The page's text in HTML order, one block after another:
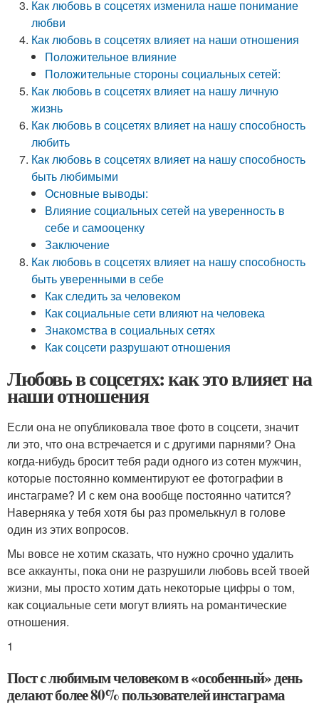
Как любовь в соцсетях изменила наше понимание
любви
Как любовь в соцсетях влияет на наши отношения
Положительное влияние
Положительные стороны социальных сетей:
Как любовь в соцсетях влияет на нашу личную
жизнь
Как любовь в соцсетях влияет на нашу способность
любить
Как любовь в соцсетях влияет на нашу способность
быть любимыми
Основные выводы:
Влияние социальных сетей на уверенность в
себе и самооценку
Заключение
Как любовь в соцсетях влияет на нашу способность
быть уверенными в себе
Как следить за человеком
Как социальные сети влияют на человека
Знакомства в социальных сетях
Как соцсети разрушают отношения
Любовь в соцсетях: как это влияет на
наши отношения
Если она не опубликовала твое фото в соцсети, значит
ли это, что она встречается и с другими парнями? Она
когда-нибудь бросит тебя ради одного из сотен мужчин,
которые постоянно комментируют ее фотографии в
инстаграме? И с кем она вообще постоянно чатится?
Наверняка у тебя хотя бы раз промелькнул в голове
один из этих вопросов.
Мы вовсе не хотим сказать, что нужно срочно удалить
все аккаунты, пока они не разрушили любовь всей твоей
жизни, мы просто хотим дать некоторые цифры о том,
как социальные сети могут влиять на романтические
отношения.
1
Пост с любимым человеком в «особенный» день
делают более 80% пользователей инстаграма